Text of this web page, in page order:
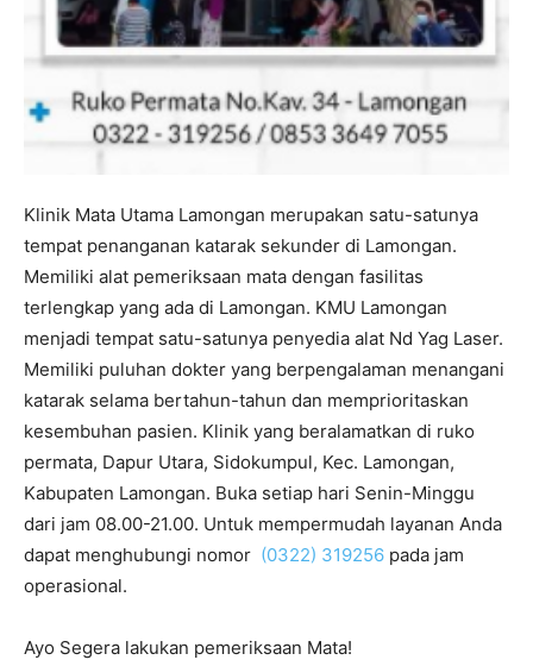
Klinik Mata Utama Lamongan merupakan satu-satunya
tempat penanganan katarak sekunder di Lamongan.
Memiliki alat pemeriksaan mata dengan fasilitas
terlengkap yang ada di Lamongan. KMU Lamongan
menjadi tempat satu-satunya penyedia alat Nd Yag Laser.
Memiliki puluhan dokter yang berpengalaman menangani
katarak selama bertahun-tahun dan memprioritaskan
kesembuhan pasien. Klinik yang beralamatkan di ruko
permata, Dapur Utara, Sidokumpul, Kec. Lamongan,
Kabupaten Lamongan. Buka setiap hari Senin-Minggu
dari jam 08.00-21.00. Untuk mempermudah layanan Anda
dapat menghubungi nomor (0322) 319256 pada jam
operasional.
Ayo Segera lakukan pemeriksaan Mata!